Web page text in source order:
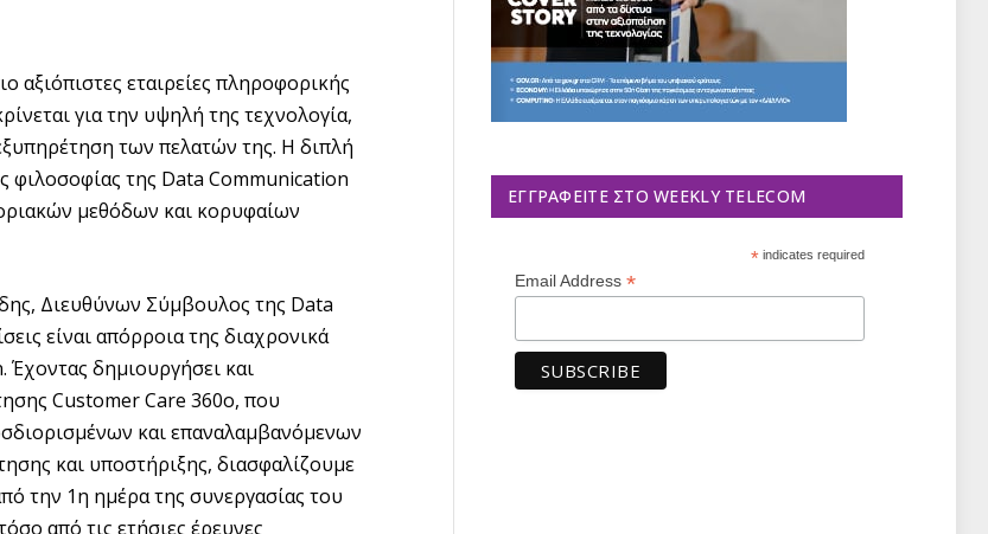
αξιόπιστες εταιρείες πληροφορικής
για την υψηλή της τεχνολογία,
των πελατών της. Η διπλή
φιλοσοφίας της Data Communication
μεθόδων και κορυφαίων
Διευθύνων Σύμβουλος της Data
είναι απόρροια της διαχρονικά
δημιουργήσει και
Customer Care 360ο, που
και επαναλαμβανόμενων
και υποστήριξης, διασφαλίζουμε
την 1η ημέρα της συνεργασίας του
από τις ετήσιες έρευνες
ΕΓΓΡΑΦΕΊΤΕ ΣΤΟ WEEKLY TELECOM
*indicates required
Email Address *